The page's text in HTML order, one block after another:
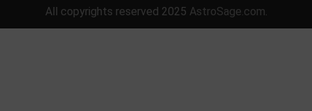
All copyrights reserved 2025 AstroSage.com.